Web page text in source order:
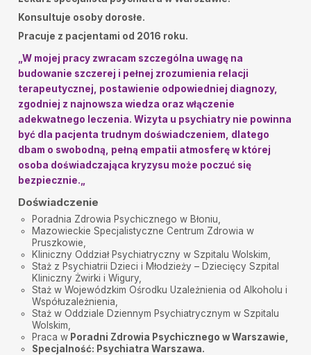
Bardzo miła atmosfera. Dobrze wysłuchany. Polecam
panią Doktor.
Dorota•2025-10-06
Polecam Panią Doktor, wyrozumiała potrafi zrozumieć
problem i sytuację pacjenta, bardzo miła i
doświadczona. Dziękuję za pomoc!
Maria Dziadosz•2025-09-13
Jestem bardzo wdzięczna za szybką odpowiedź na
moja prośbę o konsultację. Dzięki temu uniknęłam
przerwy w leczeniu i mogę nadal normalnie żyć!
Bardzo Dziękuję
Januszewska Grażyna•2025-09-01
Jestem bardzo zadowolona, Pani doktor to
empatyczna osoba.
Pietrucha Robert• 2025-08-25
Jestem bardzo zadowolony z wizyty lekarskiej.
M.S.•2025-08-21
Pani doktor naprawdę słucha pacjenta, tworzy
przyjazną atmosferę, chętnie przyjaźnie wyjaśnia
wątpliwości, tłumaczy działanie leków i rozumie
problemy osób z ADHD.
Tymoteusz
Dziękuję ;-)
Konsultuje osoby dorosłe.
Pracuje z pacjentami od 2016 roku.
„W mojej pracy zwracam szczególna uwagę na
budowanie szczerej i pełnej zrozumienia relacji
terapeutycznej, postawienie odpowiedniej diagnozy,
zgodniej z najnowsza wiedza oraz włączenie
adekwatnego leczenia. Wizyta u psychiatry nie powinna
być dla pacjenta trudnym doświadczeniem, dlatego
dbam o swobodną, pełną empatii atmosferę w której
osoba doświadczająca kryzysu może poczuć się
bezpiecznie.
Doświadczenie
Poradnia Zdrowia Psychicznego w Błoniu,
Mazowieckie Specjalistyczne Centrum Zdrowia w
Pruszkowie,
Kliniczny Oddział Psychiatryczny w Szpitalu Wolskim,
Staż z Psychiatrii Dzieci i Młodzieży – Dziecięcy Szpital
Kliniczny Żwirki i Wigury,
Staż w Wojewódzkim Ośrodku Uzależnienia od Alkoholu i
Współuzależnienia,
Staż w Oddziale Dziennym Psychiatrycznym w Szpitalu
Wolskim,
Praca w Poradni Zdrowia Psychicznego w Warszawie,
Specjalność: Psychiatra Warszawa.